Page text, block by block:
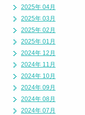
2025年 04月
2025年 03月
2025年 02月
2025年 01月
2024年 12月
2024年 11月
2024年 10月
2024年 09月
2024年 08月
2024年 07月